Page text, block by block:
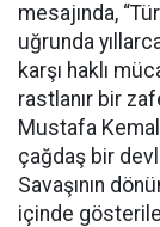
mesajında,
uğrunda
karşı haklı
rastlanır bir
Mustafa
çağdaş bir
Savaşının
içinde